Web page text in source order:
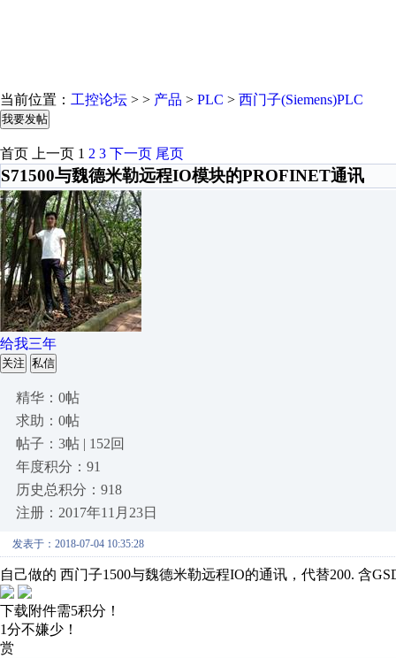
当前位置： 工控论坛 > > 产品 > PLC > 西门子(Siemens)PLC
我要发帖
首页 上一页 1 2 3 下一页 尾页
S71500与魏德米勒远程IO模块的PROFINET通讯
给我三年
关注 私信
精华：0帖
求助：0帖
帖子：3帖 | 152回
年度积分：91
历史总积分：918
注册：2017年11月23日
发表于：2018-07-04 10:35:28
自己做的 西门子1500与魏德米勒远程IO的通讯，代替200. 含
下载附件需5积分！
1分不嫌少！
赏